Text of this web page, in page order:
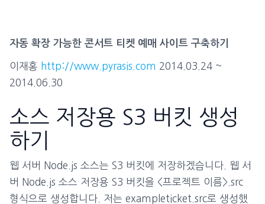
자동 확장 가능한 콘서트 티켓 예매 사이트 구축하기
이재홍 http://www.pyrasis.com 2014.03.24 ~
2014.06.30
소스 저장용 S3 버킷 생성
하기
웹 서버 Node.js 소스는 S3 버킷에 저장하겠습니다. 웹 서
버 Node.js 소스 저장용 S3 버킷을 <프로젝트 이름>.src
형식으로 생성합니다. 저는 exampleticket.src로 생성했